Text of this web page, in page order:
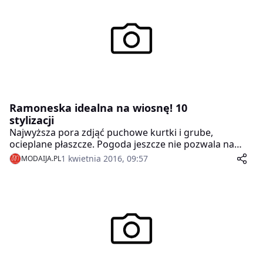
Ramoneska idealna na wiosnę! 10
stylizacji
Najwyższa pora zdjąć puchowe kurtki i grube,
ocieplane płaszcze. Pogoda jeszcze nie pozwala na
całkowite wyzbycie się okrycia, dlatego świetną
przejściówką może okazać się ponadczasowa
MODAIJA.PL1 kwietnia 2016, 09:57